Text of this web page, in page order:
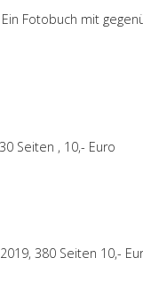
Ein Fotobuch mit
Seiten , 10,- Euro
380 Seiten 10,-